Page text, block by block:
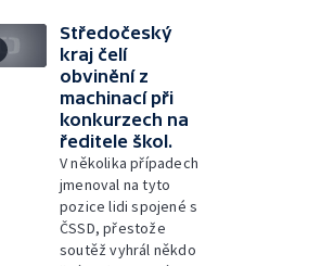
Středočeský
kraj čelí
obvinění z
machinací při
konkurzech na
ředitele škol.
V několika případech
jmenoval na tyto
pozice lidi spojené s
ČSSD, přestože
soutěž vyhrál někdo